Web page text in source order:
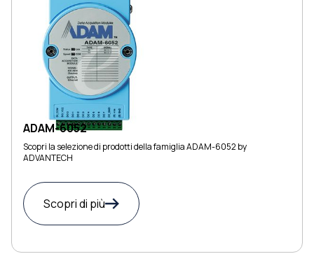
ADAM-6052
Scopri la selezione di prodotti della famiglia ADAM-6052 by
ADVANTECH
Scopri di più